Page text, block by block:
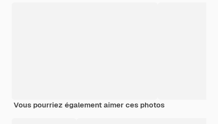
Vous pourriez également aimer ces photos